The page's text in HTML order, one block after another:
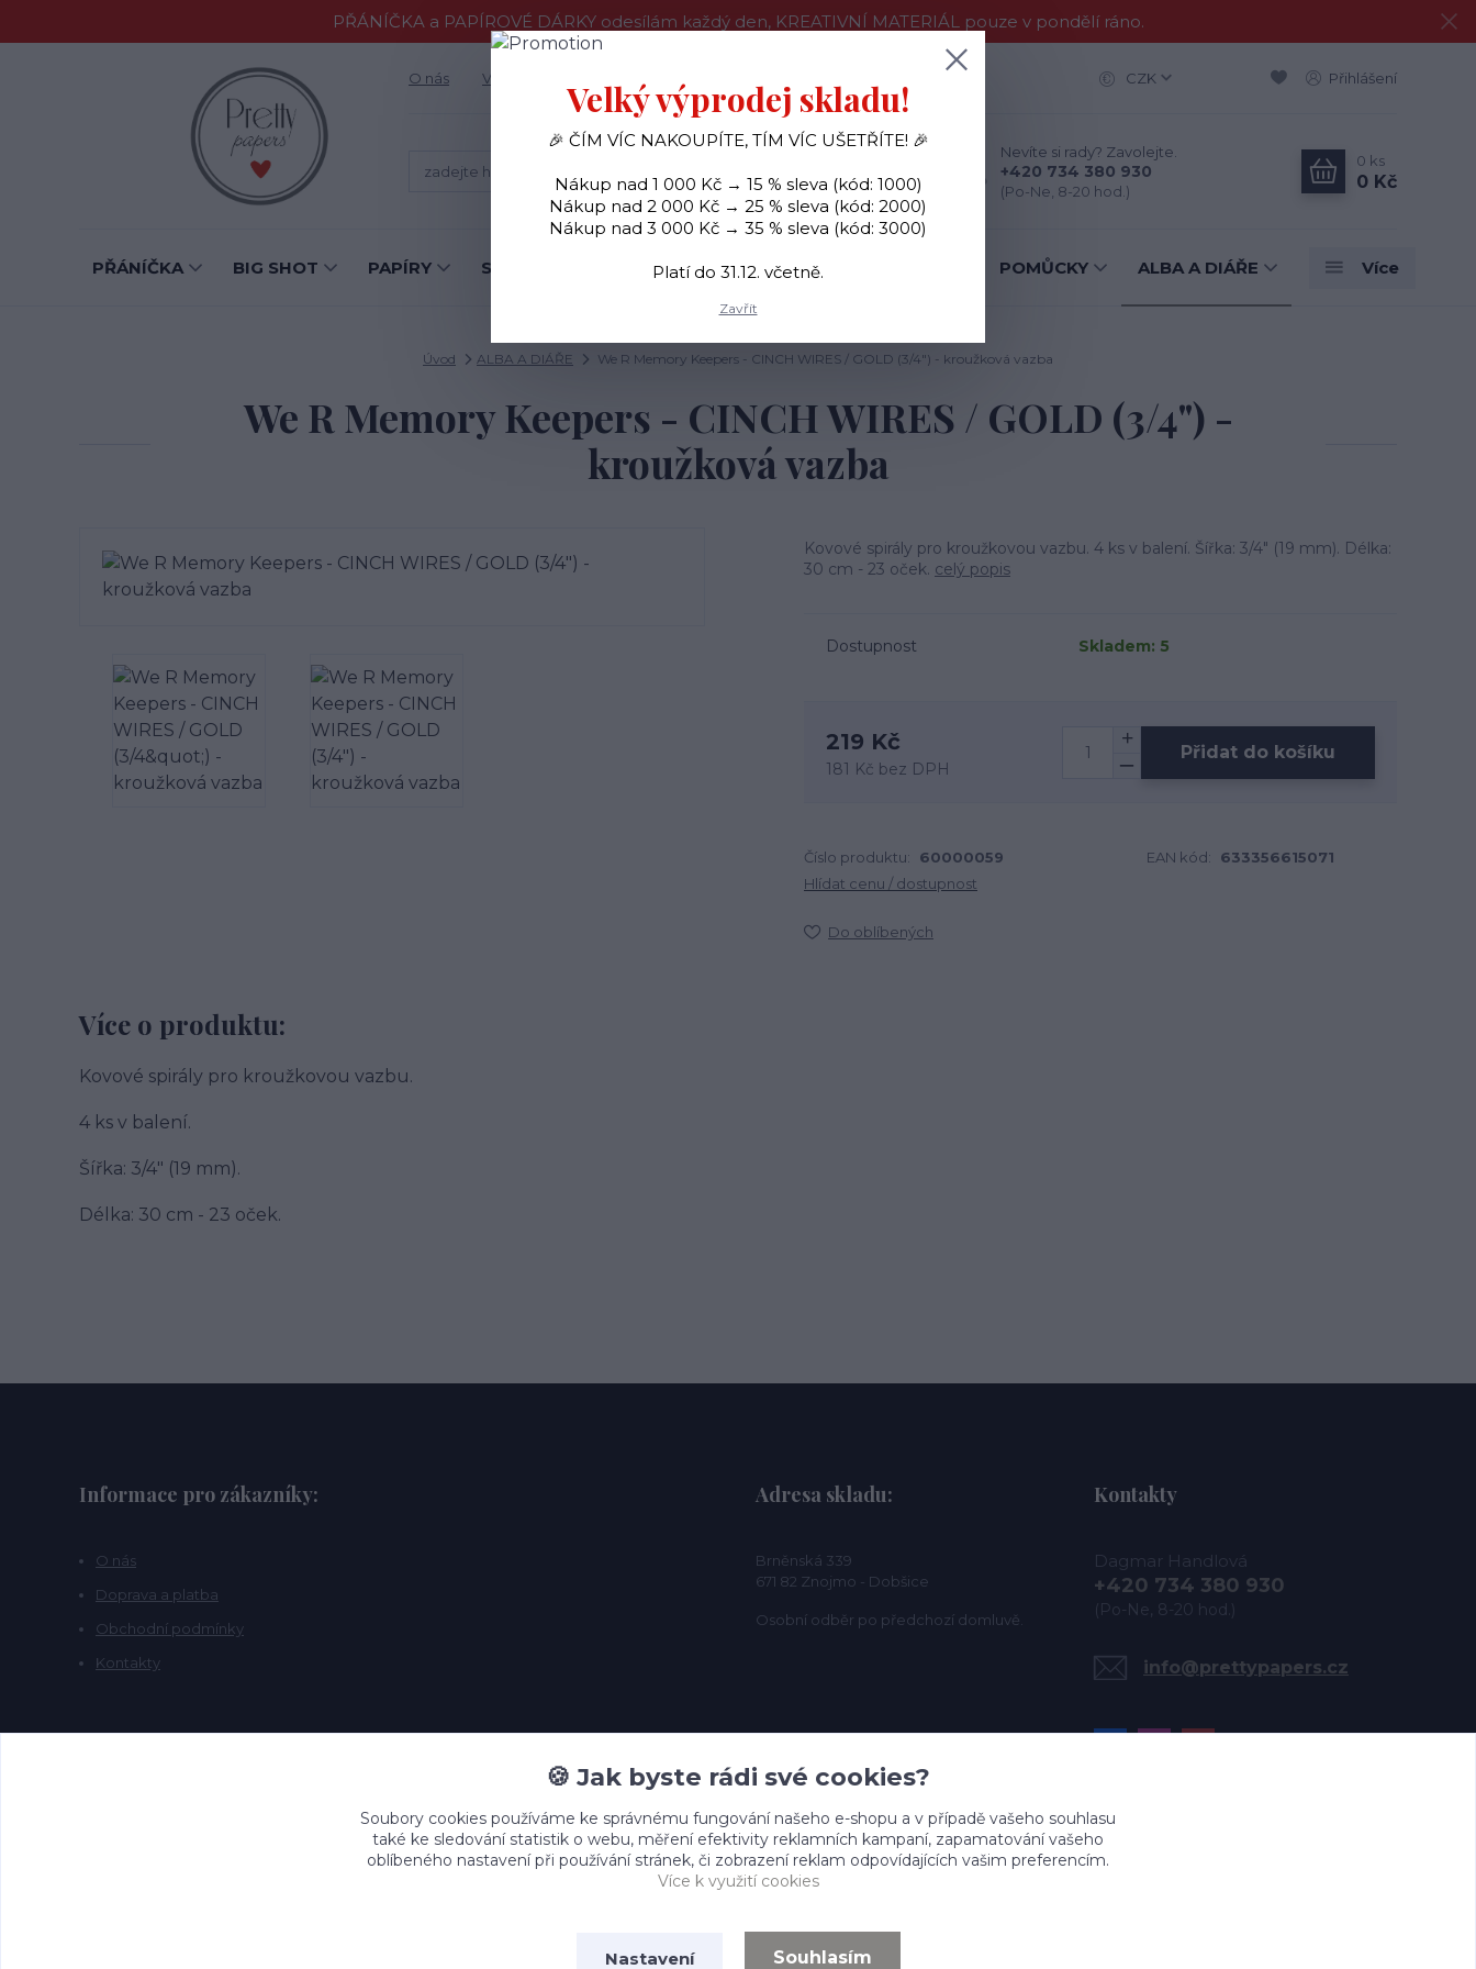
PŘÁNÍČKA a PAPÍROVÉ DÁRKY odesílám každý den, KREATIVNÍ MATERIÁL pouze v pondělí ráno.
O nás Vše o nákupu CZK Přihlášení
Nevíte si rady? Zavolejte.
+420 734 380 930
(Po-Ne, 8-20 hod.)
0 ks
0 Kč
PŘÁNÍČKA BIG SHOT PAPÍRY SAMOLEPKY OZDOBY RAZÍTKA POMŮCKY ALBA A DIÁŘE Více
Úvod ALBA A DIÁŘE We R Memory Keepers - CINCH WIRES / GOLD (3/4") - kroužková vazba
We R Memory Keepers - CINCH WIRES / GOLD (3/4") -
kroužková vazba
Kovové spirály pro kroužkovou vazbu. 4 ks v balení. Šířka: 3/4" (19 mm). Délka:
30 cm - 23 oček. celý popis
Dostupnost Skladem: 5
219 Kč
181 Kč bez DPH
Přidat do košíku
Číslo produktu: 60000059 EAN kód:
633356615071
Hlídat cenu / dostupnost
Do oblíbených
Více o produktu:
Kovové spirály pro kroužkovou vazbu.
4 ks v balení.
Šířka: 3/4" (19 mm).
Délka: 30 cm - 23 oček.
Informace pro zákazníky:
O nás
Doprava a platba
Obchodní podmínky
Kontakty
Adresa skladu:
Brněnská 339
671 82 Znojmo - Dobšice
Osobní odběr po předchozí domluvě.
Kontakty
Dagmar Handlová
+420 734 380 930
(Po-Ne, 8-20 hod.)
info@prettypapers.cz
Velký výprodej skladu!
🎉 ČÍM VÍC NAKOUPÍTE, TÍM VÍC UŠETŘÍTE! 🎉
Nákup nad 1 000 Kč → 15 % sleva (kód: 1000)
Nákup nad 2 000 Kč → 25 % sleva (kód: 2000)
Nákup nad 3 000 Kč → 35 % sleva (kód: 3000)
Platí do 31.12. včetně.
Zavřít
🍪 Jak byste rádi své cookies?
Soubory cookies používáme ke správnému fungování našeho e-shopu a v případě vašeho souhlasu
také ke sledování statistik o webu, měření efektivity reklamních kampaní, zapamatování vašeho
oblíbeného nastavení při používání stránek, či zobrazení reklam odpovídajících vašim preferencím.
Více k využití cookies
Nastavení Souhlasím